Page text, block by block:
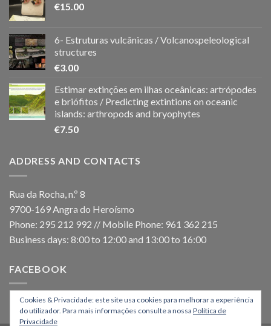
€15.00
6- Estruturas vulcânicas / Volcanospeleological
structures
€3.00
Estimar extinções em ilhas oceânicas: artrópodes
e briófitos / Predicting extintions on oceanic
islands: arthropods and bryophytes
€7.50
ADDRESS AND CONTACTS
Rua da Rocha, n.º 8
9700-169 Angra do Heroísmo
Phone: 295 212 992 // Mobile Phone: 961 362 215
Business days: 8:00 to 12:00 and 13:00 to 16:00
FACEBOOK
Cookies & Privacidade: este site usa cookies para melhorar a experiência
do utilizador. Para mais informações consulte a nossa Política de
Privacidade